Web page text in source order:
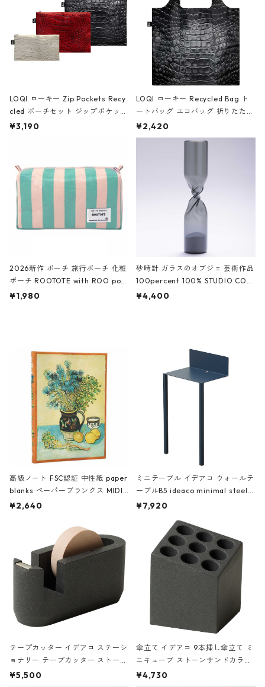
LOQI ローキー Zip Pockets Recy
cled ポーチセット ジップポケット
ファスナーポーチ 撥水加工 トラベ
ーガンディー、オフホワイト
¥3,190
LOQI ローキー Recycled Bag ト
ートバッグ エコバッグ 折りたたみ
大きめ 撥水加工 収納ポーチ CRO
CODILE/Black クロコダイル/ブラ
¥2,420
2026新作 ポーチ 旅行ポーチ 化粧
ポーチ ROOTOTE with ROO pou
ch 3532 ルートート WR.ポーチ.ラ
¥1,980
砂時計 ガラスのオブジェ 芸術作品
100percent 100% STUDIO COH
AKU Timeless 100パーセント ス
¥4,400
高級ノート FSC認証 中性紙 paper
blanks ペーパーブランクス MIDI
ハードカバー 罫線 ヴァン・ゴッホ
¥2,640
ミニテーブル イデアコ ウォールテ
ーブルB5 ideaco minimal steel f
urniture WALL Table B5 ネイビー
¥7,920
テープカッター イデアコ ステーシ
ョナリー テープカッター ストーン
サンドカラー 石調 ideaco Station
¥5,500
傘立て イデアコ 9本挿し傘立て ミ
ニキューブ ストーンサンドカラー
石調 ideaco Umbrella Stand CUB
E ストーンサンドブラック
¥4,730